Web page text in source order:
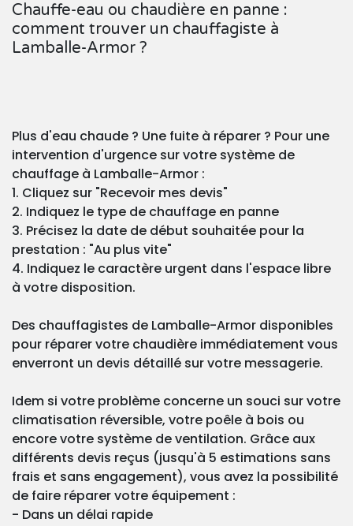
Chauffe-eau ou chaudière en panne :
comment trouver un chauffagiste à
Lamballe-Armor ?
Plus d'eau chaude ? Une fuite à réparer ? Pour une
intervention d'urgence sur votre système de
chauffage à Lamballe-Armor :
1. Cliquez sur "Recevoir mes devis"
2. Indiquez le type de chauffage en panne
3. Précisez la date de début souhaitée pour la
prestation : "Au plus vite"
4. Indiquez le caractère urgent dans l'espace libre
à votre disposition.
Des chauffagistes de Lamballe-Armor disponibles
pour réparer votre chaudière immédiatement vous
enverront un devis détaillé sur votre messagerie.
Idem si votre problème concerne un souci sur votre
climatisation réversible, votre poêle à bois ou
encore votre système de ventilation. Grâce aux
différents devis reçus (jusqu'à 5 estimations sans
frais et sans engagement), vous avez la possibilité
de faire réparer votre équipement :
- Dans un délai rapide